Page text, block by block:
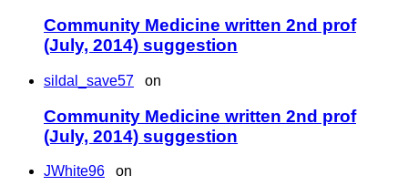
Community Medicine written 2nd prof
(July, 2014) suggestion
sildal_save57 on
Community Medicine written 2nd prof
(July, 2014) suggestion
JWhite96 on